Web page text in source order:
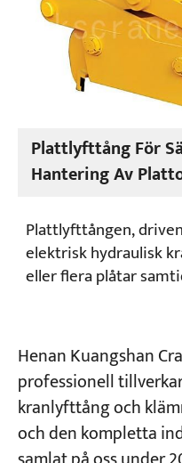
Plattlyfttång För
Hantering Av
Plattlyfttången,
elektrisk hydraulisk
eller flera plåtar
Henan Kuangshan
professionell
kranlyfttång och
och den kompletta